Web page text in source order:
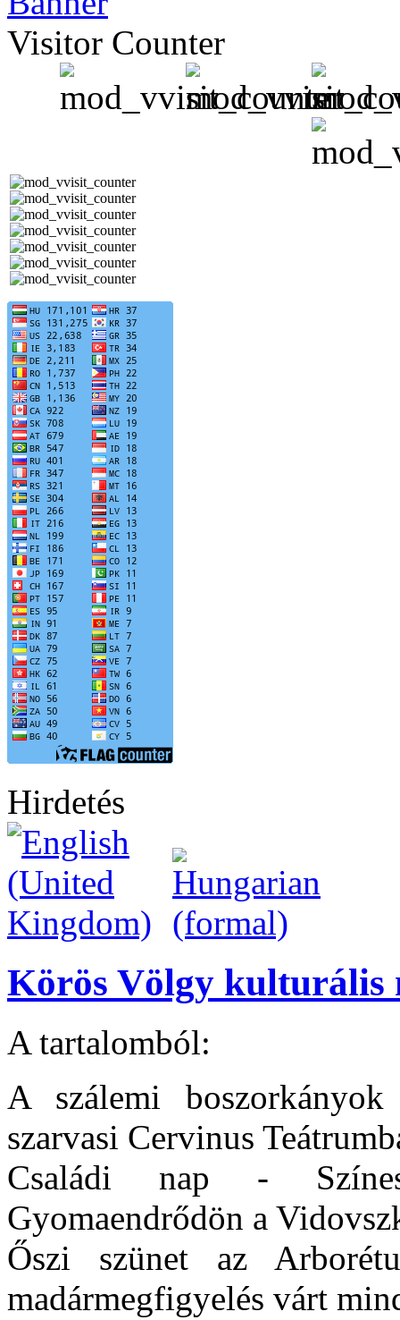
Visitor Counter
Hirdetés
Körös Völgy kulturális
A tartalomból:
A szálemi
szarvasi Cervinus
Családi nap -
Gyomaendrődön a
Őszi szünet az
madármegfigyelés várt